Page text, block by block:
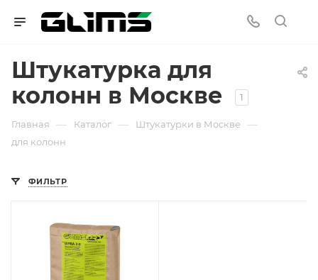
Штукатурка для
колонн в Москве
1
Главная — Каталог — Штукатурки в Москве —
для колонн
ФИЛЬТР